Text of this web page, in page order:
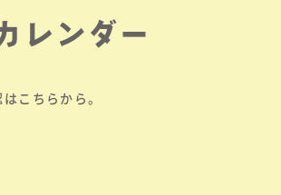
レンダー
こちらから。